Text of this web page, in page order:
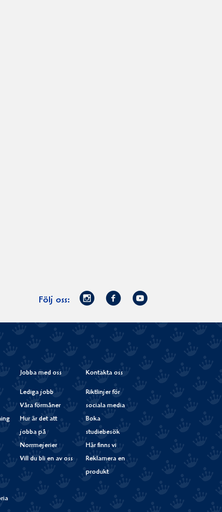
Följ oss:
Norrmejerier
Instagram
Facebook
Youtube
Jobba med oss
Lediga jobb
Våra förmåner
Hur är det att
jobba på
Norrmejerier
Vill du bli en av oss
Kontakta oss
Riktlinjer för
sociala media
Boka
studiebesök
Här finns vi
Reklamera en
produkt